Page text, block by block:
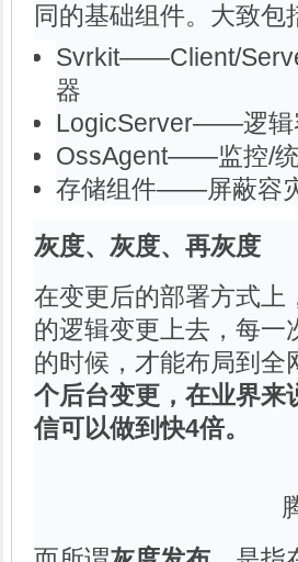
同的基础组件。大致包
Svrkit——Client/
器
LogicServer——逻辑
OssAgent——监控/统
存储组件——屏蔽容
灰度、灰度、再灰度
在变更后的部署方式上
的逻辑变更上去，每一
的时候，才能布局到全
个后台变更，在业界来
信可以做到快4倍。